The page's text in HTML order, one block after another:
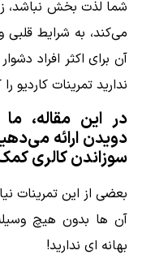
شما لذت بخش نباشد،
می‌کند، به شرایط قلبی
آن برای اکثر افراد
ندارید تمرینات کاردیو را
دویدن ارائه
سوزاندن کالری
بعضی از این تمرینات
آن ها بدون هیچ
بهانه ای ندارید!